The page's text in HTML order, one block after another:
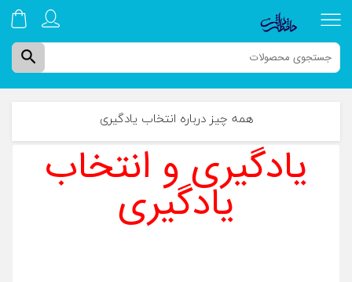
search
همه چیز درباره انتخاب یادگیری
یادگیری و انتخاب
یادگیری